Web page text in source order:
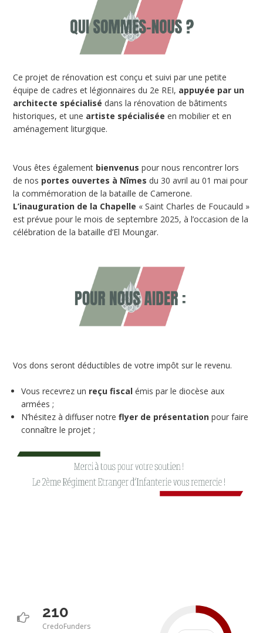
Ce projet de rénovation est conçu et suivi par une petite
équipe de cadres et légionnaires du 2e REI, appuyée par un
architecte spécialisé dans la rénovation de bâtiments
historiques, et une artiste spécialisée en mobilier et en
aménagement liturgique.
Vous êtes également bienvenus pour nous rencontrer lors
de nos portes ouvertes à Nîmes du 30 avril au 01 mai pour
la commémoration de la bataille de Camerone.
L’inauguration de la Chapelle « Saint Charles de Foucauld »
est prévue pour le mois de septembre 2025, à l’occasion de la
célébration de la bataille d’El Moungar.
Vos dons seront déductibles de votre impôt sur le revenu.
Vous recevrez un reçu fiscal émis par le diocèse aux
armées ;
N’hésitez à diffuser notre flyer de présentation pour faire
connaître le projet ;
210
CredoFunders